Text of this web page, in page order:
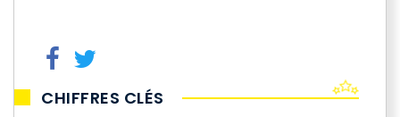
CHIFFRES CLÉS